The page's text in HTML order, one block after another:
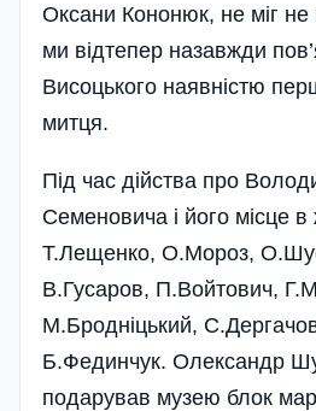
Оксани Кононюк, не міг не
ми відтепер назавжди
Висоцького наявністю
митця.
Під час дійства про
Семеновича і його місце в
Т.Лещенко, О.Мороз,
В.Гусаров, П.Войтович,
М.Бродніцький,
Б.Фединчук. Олександр
подарував музею блок